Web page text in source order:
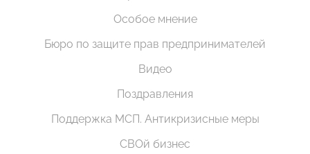
Особое мнение
Бюро по защите прав предпринимателей
Видео
Поздравления
Поддержка МСП. Антикризисные меры
СВОй бизнес